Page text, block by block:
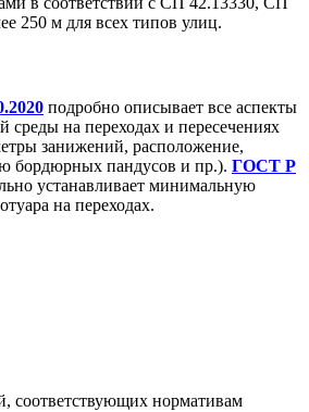
250 м для всех типов улиц.
подробно описывает все аспекты
среды на переходах и пересечениях
занижений, расположение,
бордюрных пандусов и пр.). ГОСТ Р
устанавливает минимальную
на переходах.
соответствующих нормативам